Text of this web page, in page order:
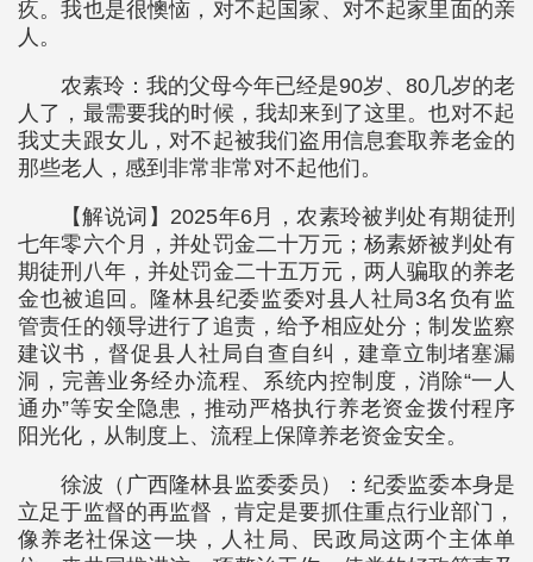
疚。我也是很懊恼，对不起国家、对不起家里面的亲
人。
农素玲：我的父母今年已经是90岁、80几岁的老
人了，最需要我的时候，我却来到了这里。也对不起
我丈夫跟女儿，对不起被我们盗用信息套取养老金的
那些老人，感到非常非常对不起他们。
【解说词】2025年6月，农素玲被判处有期徒刑
七年零六个月，并处罚金二十万元；杨素娇被判处有
期徒刑八年，并处罚金二十五万元，两人骗取的养老
金也被追回。隆林县纪委监委对县人社局3名负有监
管责任的领导进行了追责，给予相应处分；制发监察
建议书，督促县人社局自查自纠，建章立制堵塞漏
洞，完善业务经办流程、系统内控制度，消除“一人
通办”等安全隐患，推动严格执行养老资金拨付程序
阳光化，从制度上、流程上保障养老资金安全。
徐波（广西隆林县监委委员）：纪委监委本身是
立足于监督的再监督，肯定是要抓住重点行业部门，
像养老社保这一块，人社局、民政局这两个主体单